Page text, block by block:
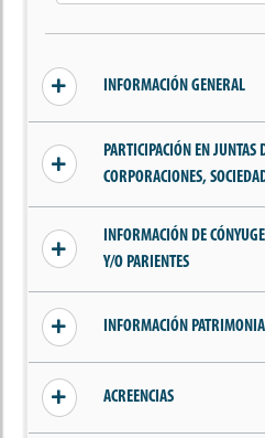
INFORMACIÓN GENERAL
Sin conflictos declarados
PARTICIPACIÓN EN JUNTAS
CORPORACIONES,
Sin información añadida
INFORMACIÓN DE
Y/O PARIENTES
Sin información de parientes,
compañero(a) permanente
INFORMACIÓN
Sin ingresos declarados
ACREENCIAS